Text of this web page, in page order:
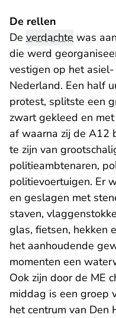
De rellen
De verdachte was
die werd
vestigen op het
Nederland. Een half
protest, splitste een
zwart gekleed en
af waarna zij de A12
te zijn van
politieambtenaren,
politievoertuigen. Er
en geslagen met
staven,
glas, fietsen, hekken
het aanhoudende
momenten een
Ook zijn door de ME
middag is een groep
het centrum van Den